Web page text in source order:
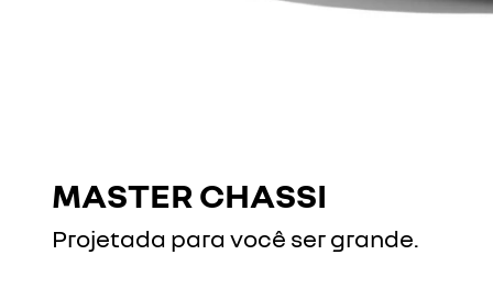
MASTER CHASSI
Projetada para você ser grande.